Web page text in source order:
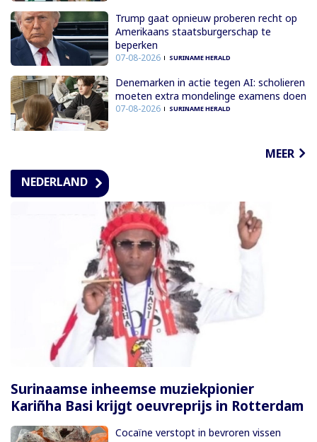
Trump gaat opnieuw proberen recht op
Amerikaans staatsburgerschap te
beperken
07-08-2026 SURINAME HERALD
Denemarken in actie tegen AI: scholieren
moeten extra mondelinge examens doen
07-08-2026 SURINAME HERALD
MEER
NEDERLAND
Surinaamse inheemse muziekpionier
Kariñha Basi krijgt oeuvreprijs in Rotterdam
Cocaïne verstopt in bevroren vissen